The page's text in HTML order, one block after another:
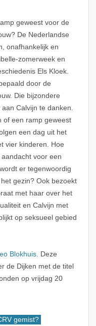
geweest voor de
De Nederlandse
onafhankelijk en
zomerweek en
Els Kloek.
door de
Die bijzondere
Calvijn te danken.
of een ramp geweest
een dag uit het
vier kinderen. Hoe
voor een
er tegenwoordig
gezin? Ook bezoekt
met haar over het
en Calvijn met
op seksueel gebied
Blokhuis. Deze
de Dijken met de titel
op vrijdag 20
gemist?